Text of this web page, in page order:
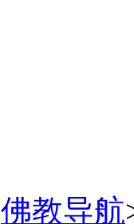
佛教导航